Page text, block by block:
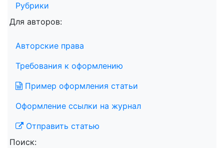
Рубрики
Для авторов:
Авторские права
Требования к оформлению
Пример оформления статьи
Оформление ссылки на журнал
Отправить статью
Поиск: